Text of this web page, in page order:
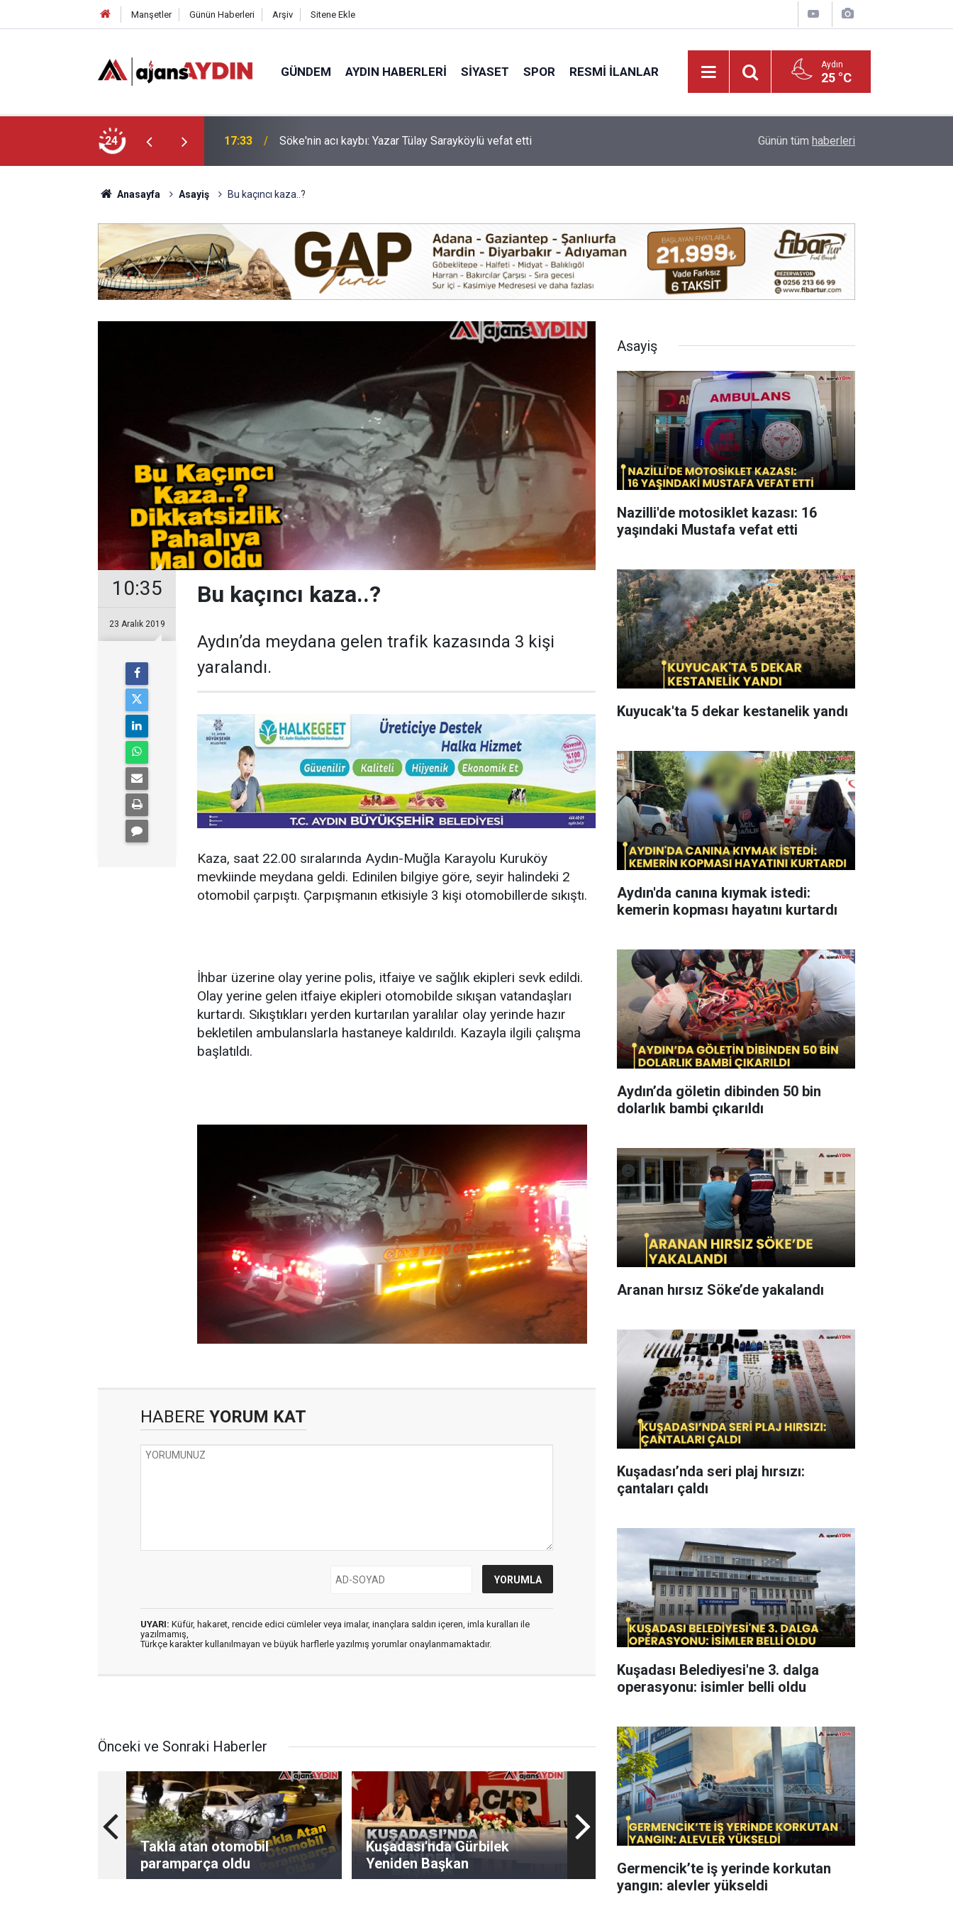
Manşetler Günün Haberleri Arşiv Sitene Ekle
GÜNDEM AYDIN HABERLERI SIYASET SPOR RESMI İLANLAR Aydın
25 °C
24 17:23 Nazilli'de motosiklet kazası: 16 yaşındaki Mustafa vefat etti Kuyucak'ta 5 dekar kestanelik yandı
Günün tüm haberleri
Anasayfa Asayiş Bu kaçıncı kaza..?
10:35
23 Aralık 2019
Bu kaçıncı kaza..?
Aydın’da meydana gelen trafik kazasında 3 kişi
yaralandı.
Kaza, saat 22.00 sıralarında Aydın-Muğla Karayolu Kuruköy
mevkiinde meydana geldi. Edinilen bilgiye göre, seyir halindeki 2
otomobil çarpıştı. Çarpışmanın etkisiyle 3 kişi otomobillerde sıkıştı.
İhbar üzerine olay yerine polis, itfaiye ve sağlık ekipleri sevk edildi.
Olay yerine gelen itfaiye ekipleri otomobilde sıkışan vatandaşları
kurtardı. Sıkıştıkları yerden kurtarılan yaralılar olay yerinde hazır
bekletilen ambulanslarla hastaneye kaldırıldı. Kazayla ilgili çalışma
başlatıldı.
HABERE YORUM KAT
UYARI: Küfür, hakaret, rencide edici cümleler veya imalar, inançlara saldırı içeren, imla kuralları ile
yazılmamış,
Türkçe karakter kullanılmayan ve büyük harflerle yazılmış yorumlar onaylanmamaktadır.
Önceki ve Sonraki Haberler
Takla atan otomobil
paramparça oldu
Kuşadası'nda Gürbilek
Yeniden Başkan
Asayiş
Nazilli'de motosiklet kazası: 16
yaşındaki Mustafa vefat etti
Kuyucak'ta 5 dekar kestanelik yandı
Aydın'da canına kıymak istedi:
kemerin kopması hayatını kurtardı
Aydın’da göletin dibinden 50 bin
dolarlık bambi çıkarıldı
Aranan hırsız Söke’de yakalandı
Kuşadası’nda seri plaj hırsızı:
çantaları çaldı
Kuşadası Belediyesi'ne 3. dalga
operasyonu: isimler belli oldu
Germencik’te iş yerinde korkutan
yangın: alevler yükseldi